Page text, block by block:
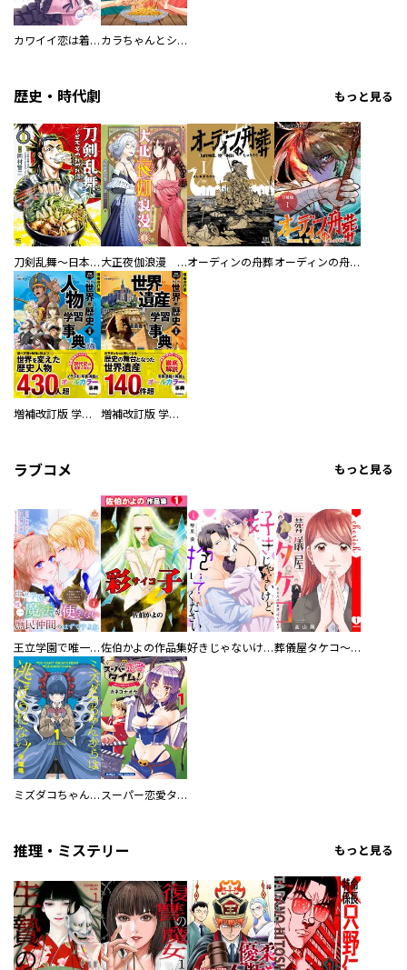
カワイイ恋は着飾らない カラちゃんとシトーさんと、 【分冊版】
歴史・時代劇 もっと見る
刀剣乱舞～日本号つれづれ酒～ 大正夜伽浪漫 －金曜日の花嫁—オーディンの舟葬 オーディンの舟葬 分冊版
増補改訂版 学研まんが NEW世界の歴史 別巻 人物学習事典 増補改訂版 学研まんが NEW世界の歴史 別巻 世界遺産学習事典
ラブコメ もっと見る
王立学園で唯一魔法が使えない庶民仲間のはずですよね～実は王子様で私を溺愛しているなんて告白はやめてください～佐伯かよの作品集 好きじゃないけど、抱いてください【電子単行本版／特典おまけ付き】 葬儀屋タケコ～あなたの最期、叶えます【電子単行本版】
ミズダコちゃんからは逃げられない！ スーパー恋愛タイム！～現場でドＳな彼女は自宅でデレる～
推理・ミステリー もっと見る